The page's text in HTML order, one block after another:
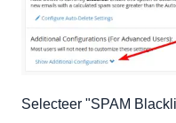
Selecteer "SPAM